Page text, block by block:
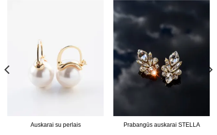
Auskarai su perlais Prabangūs auskarai STELLA